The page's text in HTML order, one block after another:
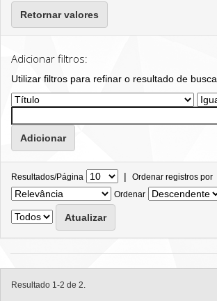
Retornar valores
Adicionar filtros:
Utilizar filtros para refinar o resultado de busca.
Resultados/Página | Ordenar registros por
Ordenar
Resultado 1-2 de 2.